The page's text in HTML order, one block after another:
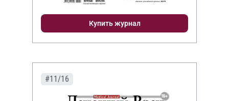
Купить журнал
#11/16